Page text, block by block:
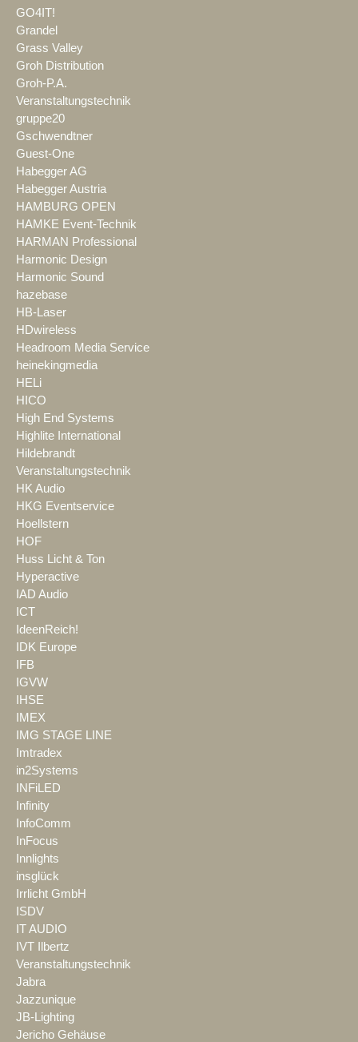
GO4IT!
Grandel
Grass Valley
Groh Distribution
Groh-P.A.
Veranstaltungstechnik
gruppe20
Gschwendtner
Guest-One
Habegger AG
Habegger Austria
HAMBURG OPEN
HAMKE Event-Technik
HARMAN Professional
Harmonic Design
Harmonic Sound
hazebase
HB-Laser
HDwireless
Headroom Media Service
heinekingmedia
HELi
HICO
High End Systems
Highlite International
Hildebrandt
Veranstaltungstechnik
HK Audio
HKG Eventservice
Hoellstern
HOF
Huss Licht & Ton
Hyperactive
IAD Audio
ICT
IdeenReich!
IDK Europe
IFB
IGVW
IHSE
IMEX
IMG STAGE LINE
Imtradex
in2Systems
INFiLED
Infinity
InfoComm
InFocus
Innlights
insglück
Irrlicht GmbH
ISDV
IT AUDIO
IVT Ilbertz
Veranstaltungstechnik
Jabra
Jazzunique
JB-Lighting
Jericho Gehäuse